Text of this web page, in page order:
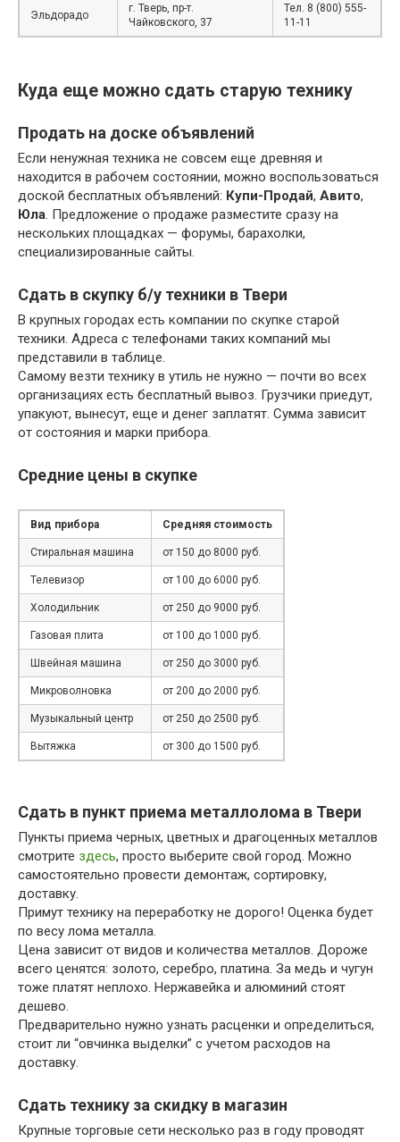
Эльдорадо
г. Тверь, пр-т.
Чайковского, 37
Тел. 8 (800) 555-
11-11
Куда еще можно сдать старую технику
Продать на доске объявлений
Если ненужная техника не совсем еще древняя и
находится в рабочем состоянии, можно воспользоваться
доской бесплатных объявлений: Купи-Продай, Авито,
Юла. Предложение о продаже разместите сразу на
нескольких площадках — форумы, барахолки,
специализированные сайты.
Сдать в скупку б/у техники в Твери
В крупных городах есть компании по скупке старой
техники. Адреса с телефонами таких компаний мы
представили в таблице.
Самому везти технику в утиль не нужно — почти во всех
организациях есть бесплатный вывоз. Грузчики приедут,
упакуют, вынесут, еще и денег заплатят. Сумма зависит
от состояния и марки прибора.
Средние цены в скупке
Вид прибора Средняя стоимость
Стиральная машина от 150 до 8000 руб.
Телевизор от 100 до 6000 руб.
Холодильник от 250 до 9000 руб.
Газовая плита от 100 до 1000 руб.
Швейная машина от 250 до 3000 руб.
Микроволновка от 200 до 2000 руб.
Музыкальный центр от 250 до 2500 руб.
Вытяжка от 300 до 1500 руб.
Сдать в пункт приема металлолома в Твери
Пункты приема черных, цветных и драгоценных металлов
смотрите здесь, просто выберите свой город. Можно
самостоятельно провести демонтаж, сортировку,
доставку.
Примут технику на переработку не дорого! Оценка будет
по весу лома металла.
Цена зависит от видов и количества металлов. Дороже
всего ценятся: золото, серебро, платина. За медь и чугун
тоже платят неплохо. Нержавейка и алюминий стоят
дешево.
Предварительно нужно узнать расценки и определиться,
стоит ли “овчинка выделки” с учетом расходов на
доставку.
Сдать технику за скидку в магазин
Крупные торговые сети несколько раз в году проводят